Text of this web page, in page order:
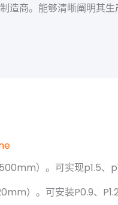
商。能够清晰阐明其
）。可实现p1.5、
）。可安装P0.9、